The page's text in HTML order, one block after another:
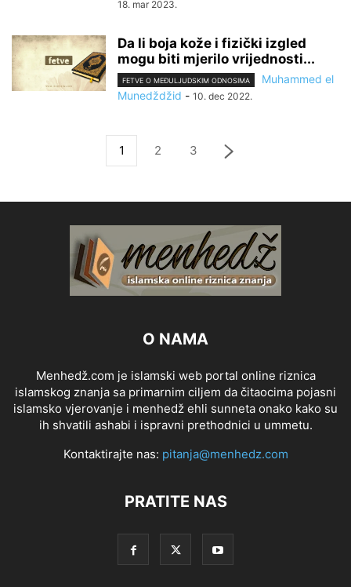
18. mar 2023.
Da li boja kože i fizički izgled
mogu biti mjerilo vrijednosti...
FETVE O MEĐULJUDSKIM ODNOSIMA
Muhammed el
Munedždžid - 10. dec 2022.
1 2 3
O NAMA
Menhedž.com je islamski web portal online riznica
islamskog znanja sa primarnim ciljem da čitaocima pojasni
islamsko vjerovanje i menhedž ehli sunneta onako kako su
ih shvatili ashabi i ispravni prethodnici u ummetu.
Kontaktirajte nas: pitanja@menhedz.com
PRATITE NAS